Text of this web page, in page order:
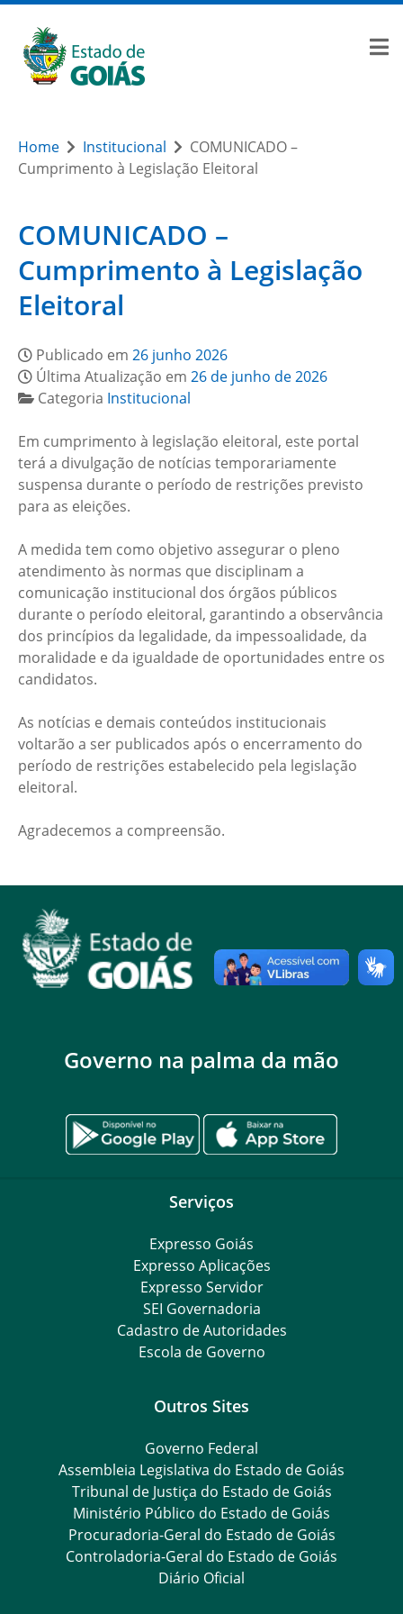
Home Institucional
COMUNICADO –
Cumprimento à Legislação Eleitoral
COMUNICADO –
Cumprimento à Legislação
Eleitoral
Publicado em 26 junho 2026
Última Atualização em 26 de junho de 2026
Categoria Institucional
Em cumprimento à legislação eleitoral, este portal
terá a divulgação de notícias temporariamente
suspensa durante o período de restrições previsto
para as eleições.
A medida tem como objetivo assegurar o pleno
atendimento às normas que disciplinam a
comunicação institucional dos órgãos públicos
durante o período eleitoral, garantindo a observância
dos princípios da legalidade, da impessoalidade, da
moralidade e da igualdade de oportunidades entre os
candidatos.
As notícias e demais conteúdos institucionais
voltarão a ser publicados após o encerramento do
período de restrições estabelecido pela legislação
eleitoral.
Agradecemos a compreensão.
Governo na palma da mão
Serviços
Expresso Goiás
Expresso Aplicações
Expresso Servidor
SEI Governadoria
Cadastro de Autoridades
Escola de Governo
Outros Sites
Governo Federal
Assembleia Legislativa do Estado de Goiás
Tribunal de Justiça do Estado de Goiás
Ministério Público do Estado de Goiás
Procuradoria-Geral do Estado de Goiás
Controladoria-Geral do Estado de Goiás
Diário Oficial